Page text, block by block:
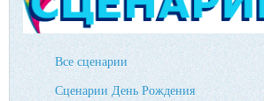
Все сценарии
Сценарии День Рождения